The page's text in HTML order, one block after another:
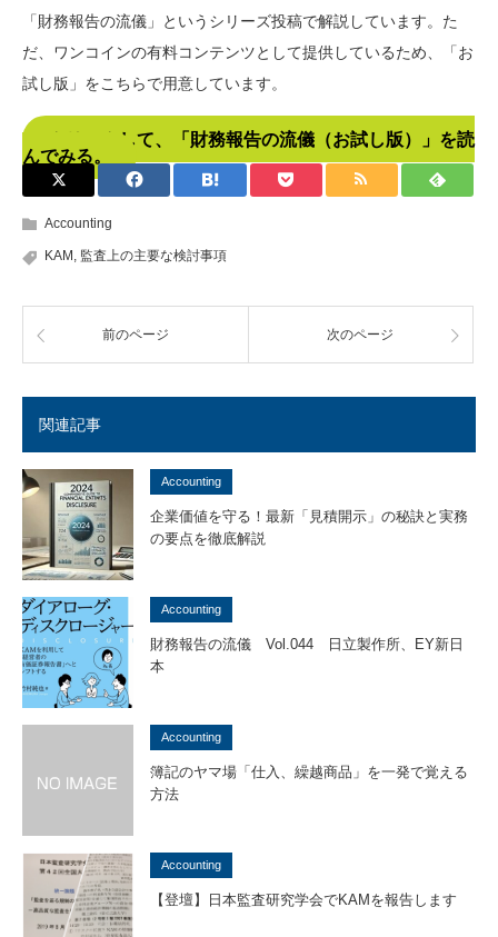
「財務報告の流儀」というシリーズ投稿で解説しています。た
だ、ワンコインの有料コンテンツとして提供しているため、「お
試し版」をこちらで用意しています。
クリックして、「財務報告の流儀（お試し版）」を読
んでみる。
Accounting
KAM , 監査上の主要な検討事項
前のページ 次のページ
関連記事
Accounting
企業価値を守る！最新「見積開示」の秘訣と実務
の要点を徹底解説
Accounting
財務報告の流儀 Vol.044 日立製作所、EY新日
本
Accounting
簿記のヤマ場「仕入、繰越商品」を一発で覚える
方法
Accounting
【登壇】日本監査研究学会でKAMを報告します